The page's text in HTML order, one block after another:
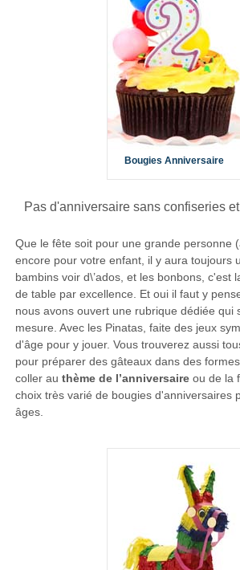
Bougies Anniversaire
Pas d'anniversaire sans confiseries
Que le fête soit pour une grande personne
encore pour votre enfant, il y aura toujours
bambins voir d\’ados, et les bonbons, c'est
de table par excellence. Et oui il faut y
nous avons ouvert une rubrique dédiée qui
mesure. Avec les Pinatas, faite des jeux
d'âge pour y jouer. Vous trouverez aussi
pour préparer des gâteaux dans des
coller au thème de l’anniversaire ou de la
choix très varié de bougies d'anniversaires
âges.